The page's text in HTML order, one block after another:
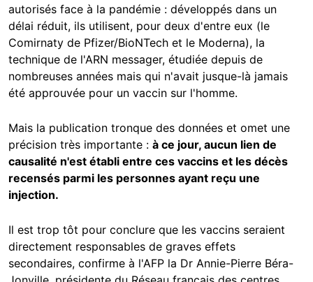
autorisés face à la pandémie : développés dans un
délai réduit, ils utilisent, pour deux d'entre eux (le
Comirnaty de Pfizer/BioNTech et le Moderna), la
technique de l'ARN messager, étudiée depuis de
nombreuses années mais qui n'avait jusque-là jamais
été approuvée pour un vaccin sur l'homme.
Mais la publication tronque des données et omet une
précision très importante : à ce jour, aucun lien de
causalité n'est établi entre ces vaccins et les décès
recensés parmi les personnes ayant reçu une
injection.
Il est trop tôt pour conclure que les vaccins seraient
directement responsables de graves effets
secondaires, confirme à l'AFP la Dr Annie-Pierre Béra-